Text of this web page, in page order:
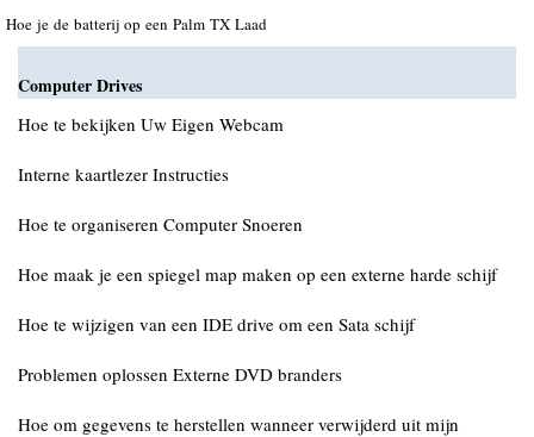
Hoe je de batterij op een Palm TX Laad
Computer Drives
Hoe te bekijken Uw Eigen Webcam
Interne kaartlezer Instructies
Hoe te organiseren Computer Snoeren
Hoe maak je een spiegel map maken op een externe harde schijf
Hoe te wijzigen van een IDE drive om een Sata schijf
Problemen oplossen Externe DVD branders
Hoe om gegevens te herstellen wanneer verwijderd uit mijn